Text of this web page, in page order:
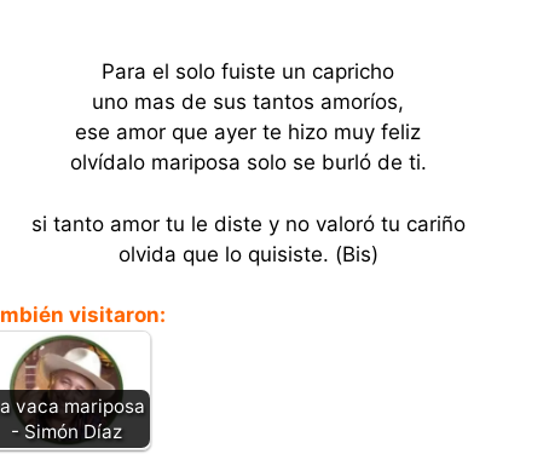
Para el solo fuiste un capricho
uno mas de sus tantos amoríos,
ese amor que ayer te hizo muy feliz
olvídalo mariposa solo se burló de ti.
si tanto amor tu le diste y no valoró tu cariño
olvida que lo quisiste. (Bis)
visitaron:
vaca mariposa
- Simón Díaz